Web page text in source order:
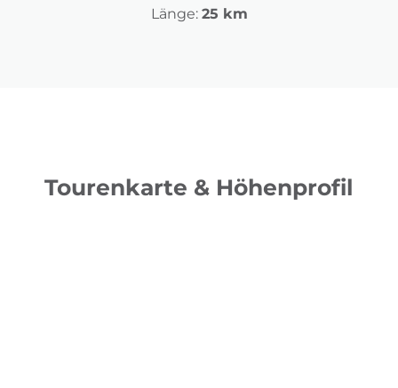
Länge: 25 km
Tourenkarte & Höhenprofil